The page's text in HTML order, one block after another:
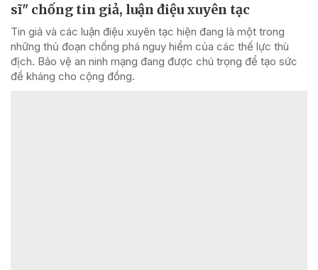
sĩ" chống tin giả, luận điệu xuyên tạc
Tin giả và các luận điệu xuyên tạc hiện đang là một trong
những thủ đoạn chống phá nguy hiểm của các thế lực thù
địch. Bảo vệ an ninh mạng đang được chú trọng để tạo sức
đề kháng cho cộng đồng.